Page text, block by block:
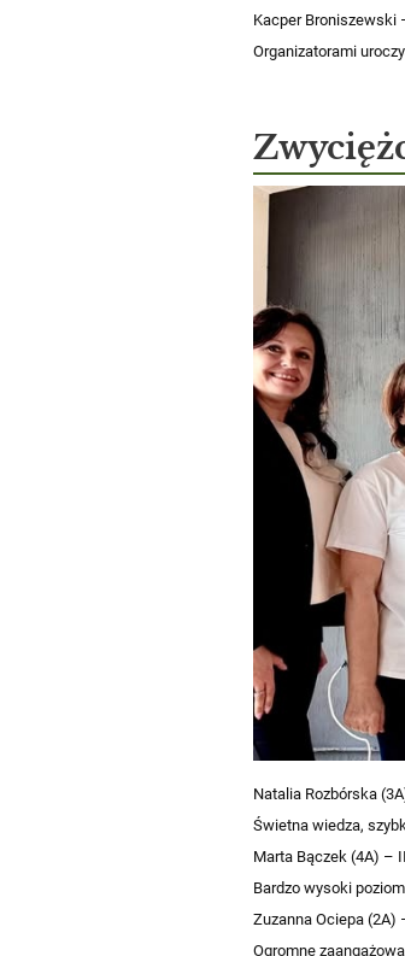
Kacper Broniszewski
Organizatorami
Natalia Rozbórska
Świetna wiedza,
Marta Bączek (4A) –
Bardzo wysoki
Zuzanna Ociepa (2A)
Ogromne